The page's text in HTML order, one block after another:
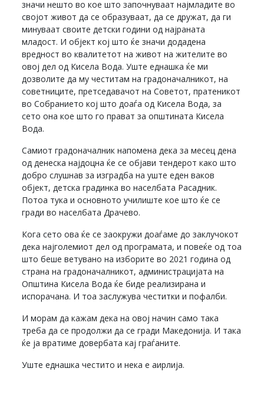
значи нешто во кое што започнуваат најмладите во
својот живот да се образуваат, да се дружат, да ги
минуваат своите детски години од најраната
младост. И објект кој што ќе значи додадена
вредност во квалитетот на живот на жителите во
овој дел од Кисела Вода. Уште еднашка ќе ми
дозволите да му честитам на градоначалникот, на
советниците, претседавачот на Советот, пратеникот
во Собранието кој што доаѓа од Кисела Вода, за
сето она кое што го прават за општината Кисела
Вода.
Самиот градоначалник напомена дека за месец дена
од денеска најдоцна ќе се објави тендерот како што
добро слушнав за изградба на уште еден ваков
објект, детска градинка во населбата Расадник.
Потоа тука и основното училиште кое што ќе се
гради во населбата Драчево.
Кога сето ова ќе се заокружи доаѓаме до заклучокот
дека најголемиот дел од програмата, и повеќе од тоа
што беше ветувано на изборите во 2021 година од
страна на градоначалникот, администрацијата на
Општина Кисела Вода ќе биде реализирана и
испорачана. И тоа заслужува честитки и пофалби.
И морам да кажам дека на овој начин само така
треба да се продолжи да се гради Македонија. И така
ќе ја вратиме довербата кај граѓаните.
Уште еднашка честитo и нека е аирлија.